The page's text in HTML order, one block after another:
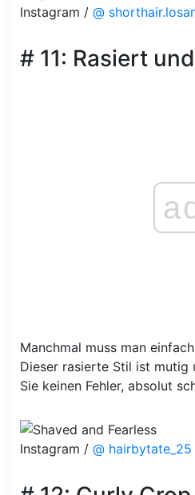
Instagram / @
# 11: Rasiert
Manchmal muss man
Dieser rasierte Stil ist mutig
Sie keinen Fehler, absolut
Instagram / @ hairbytate_25